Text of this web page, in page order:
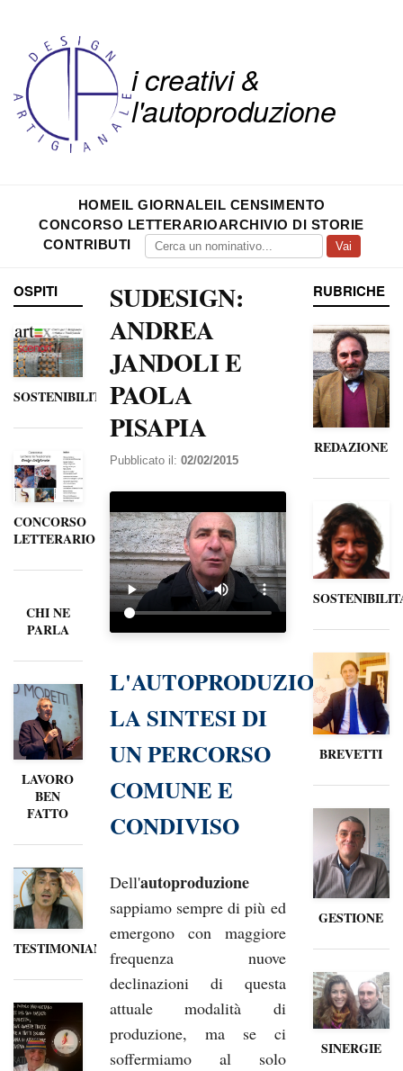
i creativi &
l'autoproduzione
HOMEIL GIORNALEIL CENSIMENTO
CONCORSO LETTERARIOARCHIVIO DI STORIE
CONTRIBUTI
Vai
OSPITI
SOSTENIBILITÀ
CONCORSO
LETTERARIO
CHI NE
PARLA
LAVORO
BEN
FATTO
TESTIMONIANZE
SUDESIGN:
ANDREA
JANDOLI E
PAOLA
PISAPIA
Pubblicato il: 02/02/2015
L'AUTOPRODUZIONE,
LA SINTESI DI
UN PERCORSO
COMUNE E
CONDIVISO
Dell'autoproduzione
sappiamo sempre di più ed
emergono con maggiore
frequenza nuove
declinazioni di questa
attuale modalità di
produzione, ma se ci
soffermiamo al solo
RUBRICHE
REDAZIONE
BREVETTI
GESTIONE
SINERGIE